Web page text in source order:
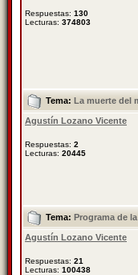
Respuestas: 130
Lecturas: 374803
Tema: La muerte del
Agustín Lozano Vicente
Respuestas: 2
Lecturas: 20445
Tema: Programa de
Agustín Lozano Vicente
Respuestas: 21
Lecturas: 100438